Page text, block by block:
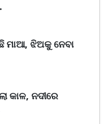
ମାଆ, ଝିଅକୁ ନେବା
କାଳ, ନଦୀରେ